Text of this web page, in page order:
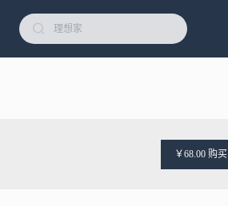
￥68.00 购买